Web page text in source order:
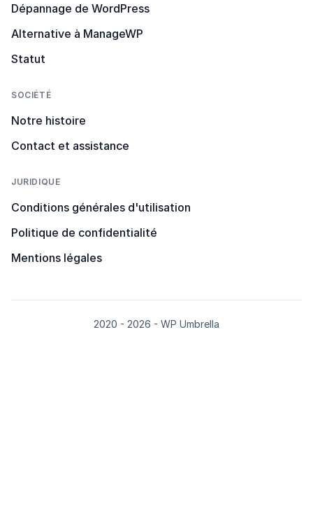
Dépannage de WordPress
Alternative à ManageWP
Statut
SOCIÉTÉ
Notre histoire
Contact et assistance
JURIDIQUE
Conditions générales d'utilisation
Politique de confidentialité
Mentions légales
2020 - 2026 - WP Umbrella